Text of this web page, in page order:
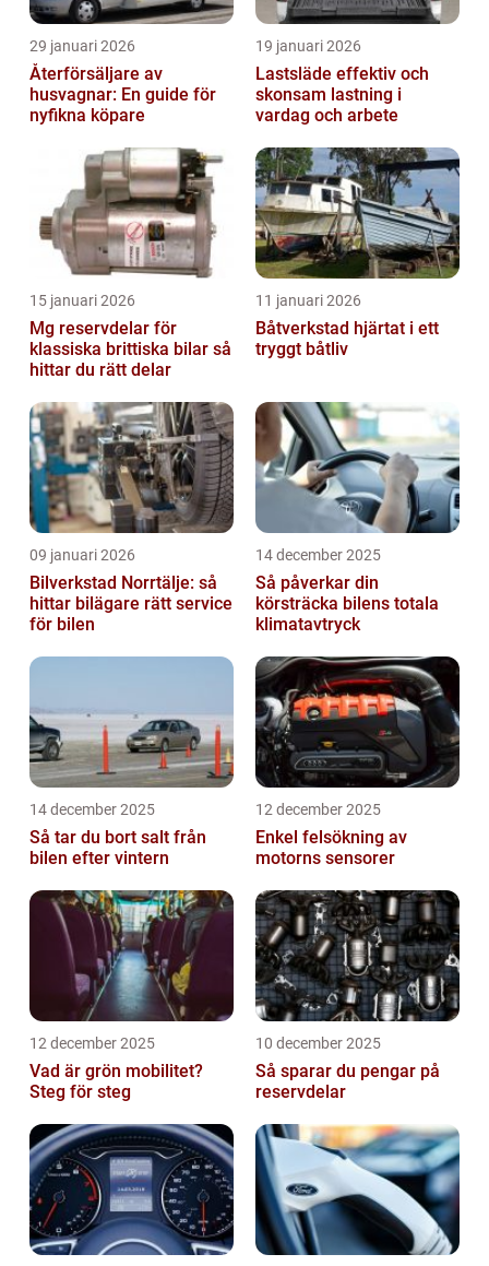
29 januari 2026
Återförsäljare av
husvagnar: En guide för
nyfikna köpare
19 januari 2026
Lastsläde effektiv och
skonsam lastning i
vardag och arbete
15 januari 2026
Mg reservdelar för
klassiska brittiska bilar så
hittar du rätt delar
11 januari 2026
Båtverkstad hjärtat i ett
tryggt båtliv
09 januari 2026
Bilverkstad Norrtälje: så
hittar bilägare rätt service
för bilen
14 december 2025
Så påverkar din
körsträcka bilens totala
klimatavtryck
14 december 2025
Så tar du bort salt från
bilen efter vintern
12 december 2025
Enkel felsökning av
motorns sensorer
12 december 2025
Vad är grön mobilitet?
Steg för steg
10 december 2025
Så sparar du pengar på
reservdelar